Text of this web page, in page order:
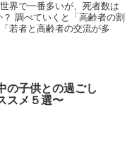
界で一番多いが、死者数は
調べていくと「高齢者の割
若者と高齢者の交流が多
の子供との過ごし
メ５選〜